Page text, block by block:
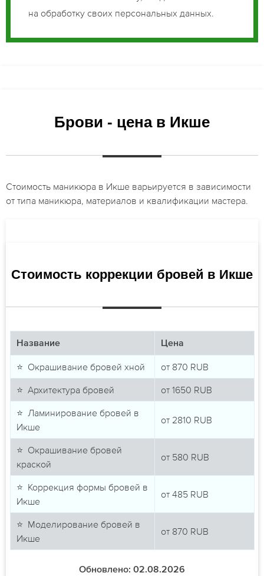
на обработку своих персональных данных.
Брови - цена в Икше
Стоимость маникюра в Икше варьируется в зависимости
от типа маникюра, материалов и квалификации мастера.
Стоимость коррекции бровей в Икше
Название Цена
⭐ Окрашивание бровей хной от 870 RUB
⭐ Архитектура бровей от 1650 RUB
⭐ Ламинирование бровей в
Икше
от 2810 RUB
⭐ Окрашивание бровей
краской
от 580 RUB
⭐ Коррекция формы бровей в
Икше
от 485 RUB
⭐ Моделирование бровей в
Икше
от 870 RUB
Обновлено: 02.08.2026